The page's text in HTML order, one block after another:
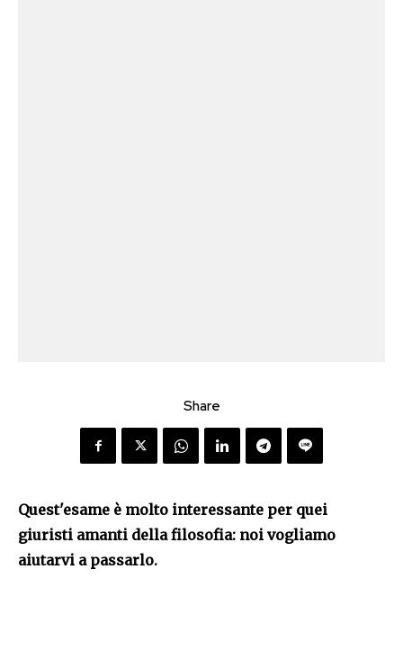
Share
Quest'esame è molto interessante per quei
giuristi amanti della filosofia: noi vogliamo
aiutarvi a passarlo.